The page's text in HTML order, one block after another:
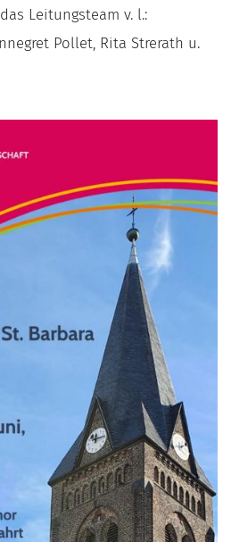
Leitungsteam v. l.:
Pollet, Rita Strerath u.